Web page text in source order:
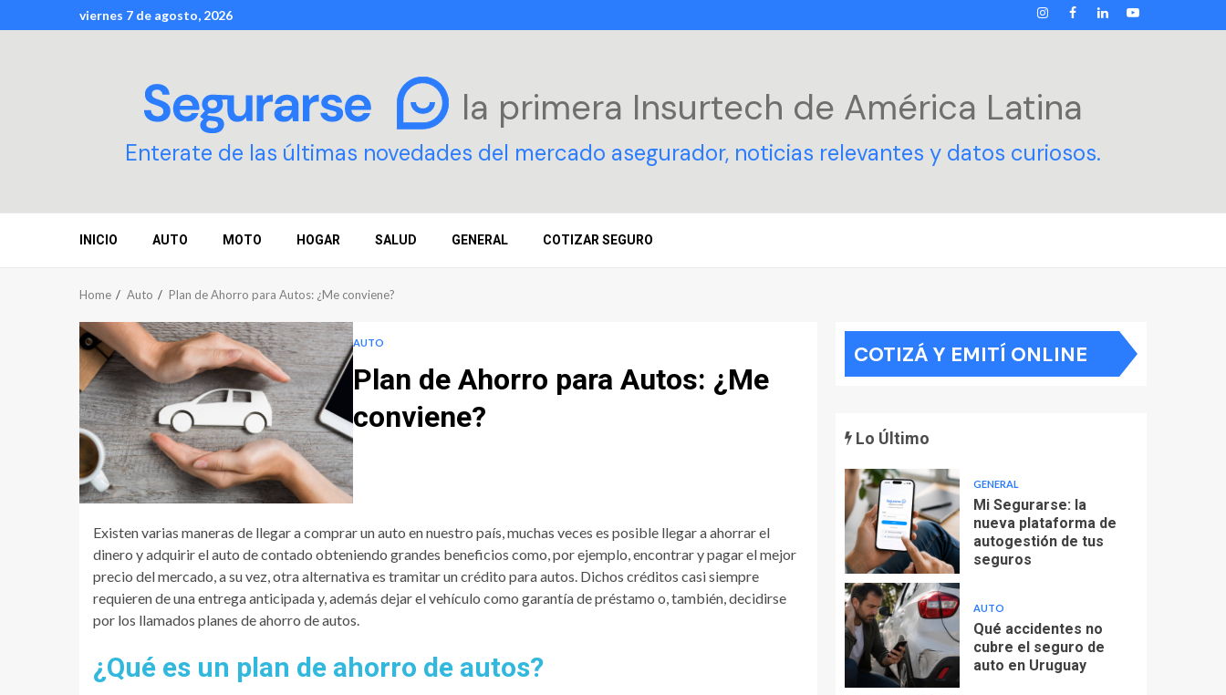
to
viernes 7 de agosto, 2026 INSTAGRAM
FACEBOOK
LINKEDIN
YOUTUBE
la primera Insurtech de América Latina
Enterate de las últimas novedades del mercado asegurador, noticias relevantes y datos curiosos.
INICIO AUTO MOTO HOGAR SALUD GENERAL COTIZAR SEGURO
Home Auto Plan de Ahorro para Autos: ¿Me conviene?
AUTO
Plan de Ahorro para Autos: ¿Me
conviene?
Existen varias maneras de llegar a comprar un auto en nuestro país, muchas veces es posible llegar a ahorrar el
dinero y adquirir el auto de contado obteniendo grandes beneficios como, por ejemplo, encontrar y pagar el mejor
precio del mercado, a su vez, otra alternativa es tramitar un crédito para autos. Dichos créditos casi siempre
requieren de una entrega anticipada y, además dejar el vehículo como garantía de préstamo o, también, decidirse
por los llamados planes de ahorro de autos.
¿Qué es un plan de ahorro de autos?
COTIZÁ Y EMITÍ ONLINE
Lo Último
GENERAL
Mi Segurarse: la
nueva plataforma de
autogestión de tus
seguros
AUTO
Qué accidentes no
cubre el seguro de
auto en Uruguay